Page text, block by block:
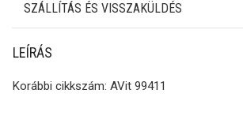
SZÁLLÍTÁS ÉS VISSZAKÜLDÉS
LEÍRÁS
Korábbi cikkszám: AVit 99411